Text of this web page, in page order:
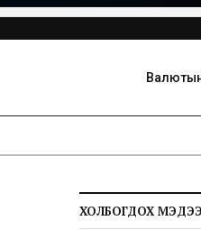
ХОЛБОГДОХ МЭДЭЭ